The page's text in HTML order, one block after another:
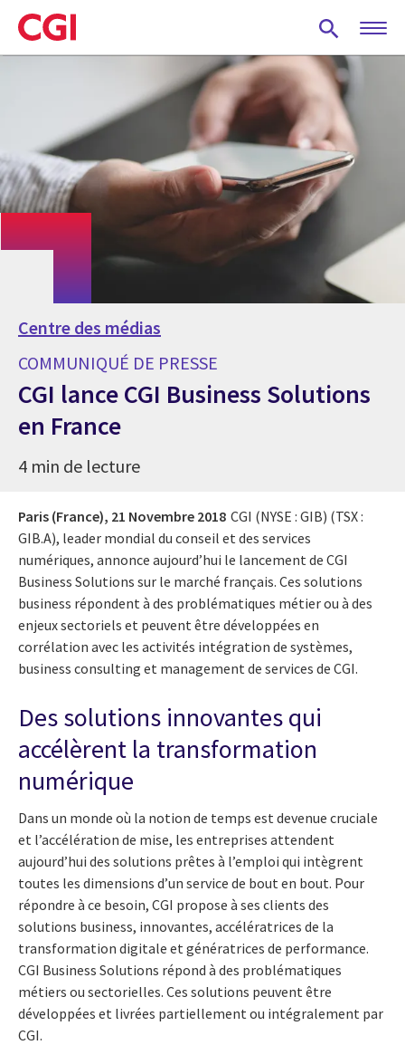
Skip
to
main
Centre des médias
COMMUNIQUÉ DE PRESSE
CGI lance CGI Business Solutions
en France
4 min de lecture
Paris (France), 21 Novembre 2018 CGI (NYSE : GIB) (TSX :
GIB.A), leader mondial du conseil et des services
numériques, annonce aujourd’hui le lancement de CGI
Business Solutions sur le marché français. Ces solutions
business répondent à des problématiques métier ou à des
enjeux sectoriels et peuvent être développées en
corrélation avec les activités intégration de systèmes,
business consulting et management de services de CGI.
Des solutions innovantes qui
accélèrent la transformation
numérique
Dans un monde où la notion de temps est devenue cruciale
et l’accélération de mise, les entreprises attendent
aujourd’hui des solutions prêtes à l’emploi qui intègrent
toutes les dimensions d’un service de bout en bout. Pour
répondre à ce besoin, CGI propose à ses clients des
solutions business, innovantes, accélératrices de la
transformation digitale et génératrices de performance.
CGI Business Solutions répond à des problématiques
métiers ou sectorielles. Ces solutions peuvent être
développées et livrées partiellement ou intégralement par
CGI.